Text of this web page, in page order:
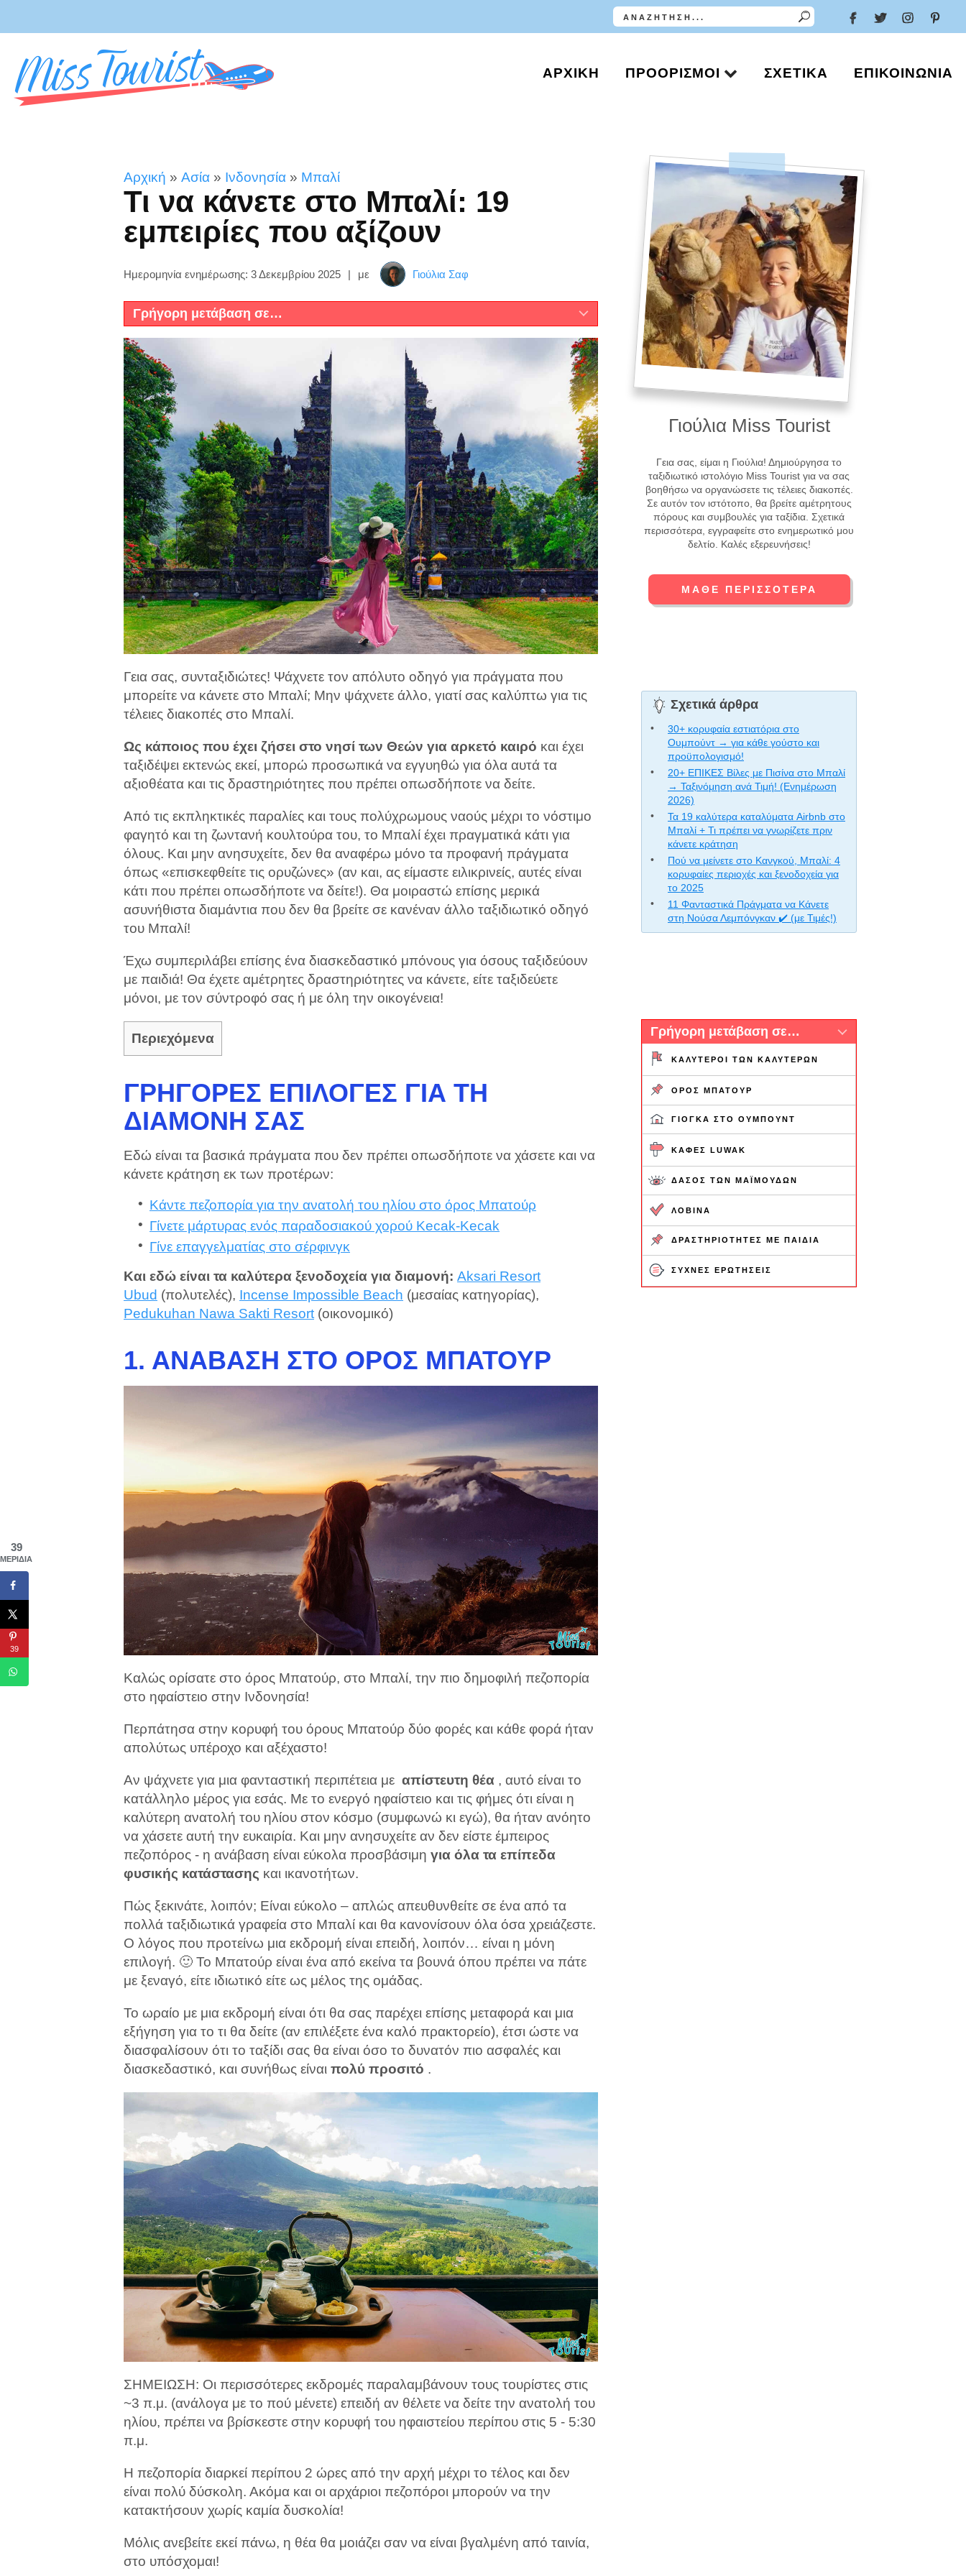
ΑΡΧΙΚΉ ΠΡΟΟΡΙΣΜΟΊ ΣΧΕΤΙΚΆ ΕΠΙΚΟΙΝΩΝΊΑ
Αρχική » Ασία » Ινδονησία » Μπαλί
Τι να κάνετε στο Μπαλί: 19
εμπειρίες που αξίζουν
Ημερομηνία ενημέρωσης: 3 Δεκεμβρίου 2025 | με Γιούλια Σαφ
Γρήγορη μετάβαση σε…
Γεια σας, συνταξιδιώτες! Ψάχνετε τον απόλυτο οδηγό για πράγματα που
μπορείτε να κάνετε στο Μπαλί; Μην ψάχνετε άλλο, γιατί σας καλύπτω για τις
τέλειες διακοπές στο Μπαλί.
Ως κάποιος που έχει ζήσει στο νησί των Θεών για αρκετό καιρό και έχει
ταξιδέψει εκτενώς εκεί, μπορώ προσωπικά να εγγυηθώ για όλα αυτά τα
αξιοθέατα και τις δραστηριότητες που πρέπει οπωσδήποτε να δείτε.
Από τις εκπληκτικές παραλίες και τους πολύχρωμους ναούς μέχρι το νόστιμο
φαγητό και τη ζωντανή κουλτούρα του, το Μπαλί έχει πραγματικά κάτι για
όλους. Και μην ανησυχείτε, δεν θα αναφέρω μόνο τα προφανή πράγματα
όπως «επισκεφθείτε τις ορυζώνες» (αν και, ας είμαστε ειλικρινείς, αυτές είναι
κάτι που πρέπει οπωσδήποτε να δείτε!). Θα μοιραστώ επίσης μερικά
ασυνήθιστα διαμάντια που δεν θα βρείτε σε κανέναν άλλο ταξιδιωτικό οδηγό
του Μπαλί!
Έχω συμπεριλάβει επίσης ένα διασκεδαστικό μπόνους για όσους ταξιδεύουν
με παιδιά! Θα έχετε αμέτρητες δραστηριότητες να κάνετε, είτε ταξιδεύετε
μόνοι, με τον σύντροφό σας ή με όλη την οικογένεια!
Περιεχόμενα
ΓΡΉΓΟΡΕΣ ΕΠΙΛΟΓΈΣ ΓΙΑ ΤΗ
ΔΙΑΜΟΝΉ ΣΑΣ
Εδώ είναι τα βασικά πράγματα που δεν πρέπει οπωσδήποτε να χάσετε και να
κάνετε κράτηση εκ των προτέρων:
Κάντε πεζοπορία για την ανατολή του ηλίου στο όρος Μπατούρ
Γίνετε μάρτυρας ενός παραδοσιακού χορού Kecak-Kecak
Γίνε επαγγελματίας στο σέρφινγκ
Και εδώ είναι τα καλύτερα ξενοδοχεία για διαμονή: Aksari Resort
Ubud (πολυτελές), Incense Impossible Beach (μεσαίας κατηγορίας),
Pedukuhan Nawa Sakti Resort (οικονομικό)
1. ΑΝΆΒΑΣΗ ΣΤΟ ΌΡΟΣ ΜΠΑΤΟΎΡ
Καλώς ορίσατε στο όρος Μπατούρ, στο Μπαλί, την πιο δημοφιλή πεζοπορία
στο ηφαίστειο στην Ινδονησία!
Περπάτησα στην κορυφή του όρους Μπατούρ δύο φορές και κάθε φορά ήταν
απολύτως υπέροχο και αξέχαστο!
Αν ψάχνετε για μια φανταστική περιπέτεια με απίστευτη θέα , αυτό είναι το
κατάλληλο μέρος για εσάς. Με το ενεργό ηφαίστειο και τις φήμες ότι είναι η
καλύτερη ανατολή του ηλίου στον κόσμο (συμφωνώ κι εγώ), θα ήταν ανόητο
να χάσετε αυτή την ευκαιρία. Και μην ανησυχείτε αν δεν είστε έμπειρος
πεζοπόρος - η ανάβαση είναι εύκολα προσβάσιμη για όλα τα επίπεδα
φυσικής κατάστασης και ικανοτήτων.
Πώς ξεκινάτε, λοιπόν; Είναι εύκολο – απλώς απευθυνθείτε σε ένα από τα
πολλά ταξιδιωτικά γραφεία στο Μπαλί και θα κανονίσουν όλα όσα χρειάζεστε.
Ο λόγος που προτείνω μια εκδρομή είναι επειδή, λοιπόν… είναι η μόνη
επιλογή. 🙂 Το Μπατούρ είναι ένα από εκείνα τα βουνά όπου πρέπει να πάτε
με ξεναγό, είτε ιδιωτικό είτε ως μέλος της ομάδας.
Το ωραίο με μια εκδρομή είναι ότι θα σας παρέχει επίσης μεταφορά και μια
εξήγηση για το τι θα δείτε (αν επιλέξετε ένα καλό πρακτορείο), έτσι ώστε να
διασφαλίσουν ότι το ταξίδι σας θα είναι όσο το δυνατόν πιο ασφαλές και
διασκεδαστικό, και συνήθως είναι πολύ προσιτό .
ΣΗΜΕΙΩΣΗ: Οι περισσότερες εκδρομές παραλαμβάνουν τους τουρίστες στις
~3 π.μ. (ανάλογα με το πού μένετε) επειδή αν θέλετε να δείτε την ανατολή του
ηλίου, πρέπει να βρίσκεστε στην κορυφή του ηφαιστείου περίπου στις 5 - 5:30
π.μ.
Η πεζοπορία διαρκεί περίπου 2 ώρες από την αρχή μέχρι το τέλος και δεν
είναι πολύ δύσκολη. Ακόμα και οι αρχάριοι πεζοπόροι μπορούν να την
κατακτήσουν χωρίς καμία δυσκολία!
Μόλις ανεβείτε εκεί πάνω, η θέα θα μοιάζει σαν να είναι βγαλμένη από ταινία,
στο υπόσχομαι!
Γιούλια Miss Tourist
Γεια σας, είμαι η Γιούλια! Δημιούργησα το
ταξιδιωτικό ιστολόγιο Miss Tourist για να σας
βοηθήσω να οργανώσετε τις τέλειες διακοπές.
Σε αυτόν τον ιστότοπο, θα βρείτε αμέτρητους
πόρους και συμβουλές για ταξίδια. Σχετικά
περισσότερα, εγγραφείτε στο ενημερωτικό μου
δελτίο. Καλές εξερευνήσεις!
ΜΆΘΕ ΠΕΡΙΣΣΌΤΕΡΑ
Σχετικά άρθρα
30+ κορυφαία εστιατόρια στο
Ουμπούντ → για κάθε γούστο και
προϋπολογισμό!
20+ ΕΠΙΚΕΣ Βίλες με Πισίνα στο Μπαλί
→ Ταξινόμηση ανά Τιμή! (Ενημέρωση
2026)
Τα 19 καλύτερα καταλύματα Airbnb στο
Μπαλί + Τι πρέπει να γνωρίζετε πριν
κάνετε κράτηση
Πού να μείνετε στο Κανγκού, Μπαλί: 4
κορυφαίες περιοχές και ξενοδοχεία για
το 2025
11 Φανταστικά Πράγματα να Κάνετε
στη Νούσα Λεμπόνγκαν ✔️ (με Τιμές!)
Γρήγορη μετάβαση σε…
ΚΑΛΎΤΕΡΟΙ ΤΩΝ ΚΑΛΎΤΕΡΩΝ
ΌΡΟΣ ΜΠΑΤΟΎΡ
ΓΙΌΓΚΑ ΣΤΟ ΟΥΜΠΟΎΝΤ
ΚΑΦΈΣ LUWAK
ΔΆΣΟΣ ΤΩΝ ΜΑΪΜΟΎΔΩΝ
ΛΟΒΊΝΑ
ΔΡΑΣΤΗΡΙΌΤΗΤΕΣ ΜΕ ΠΑΙΔΙΆ
ΣΥΧΝΈΣ ΕΡΩΤΉΣΕΙΣ
39
ΜΕΡΊΔΙΑ
39